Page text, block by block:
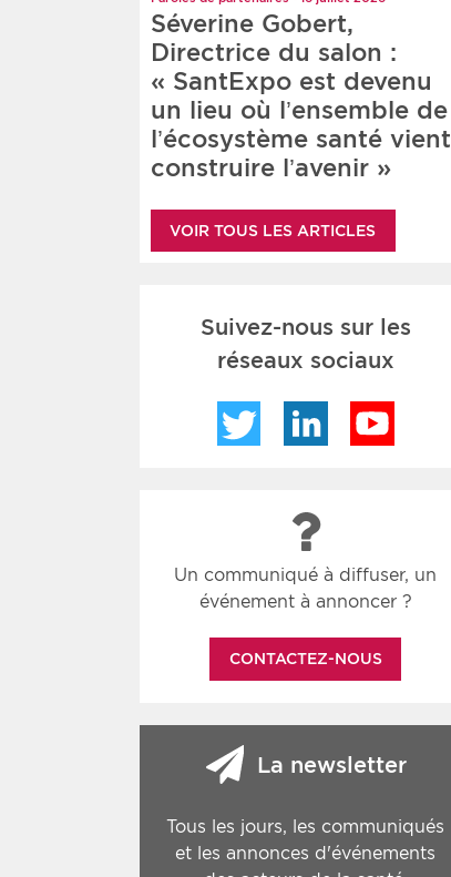
Séverine Gobert,
Directrice du salon :
« SantExpo est devenu
un lieu où l’ensemble de
l’écosystème santé vient
construire l’avenir »
VOIR TOUS LES ARTICLES
Suivez-nous sur les
réseaux sociaux
Twitter LinkedIn
Un communiqué à diffuser, un
événement à annoncer ?
CONTACTEZ-NOUS
La newsletter
Tous les jours, les communiqués
et les annonces d'événements